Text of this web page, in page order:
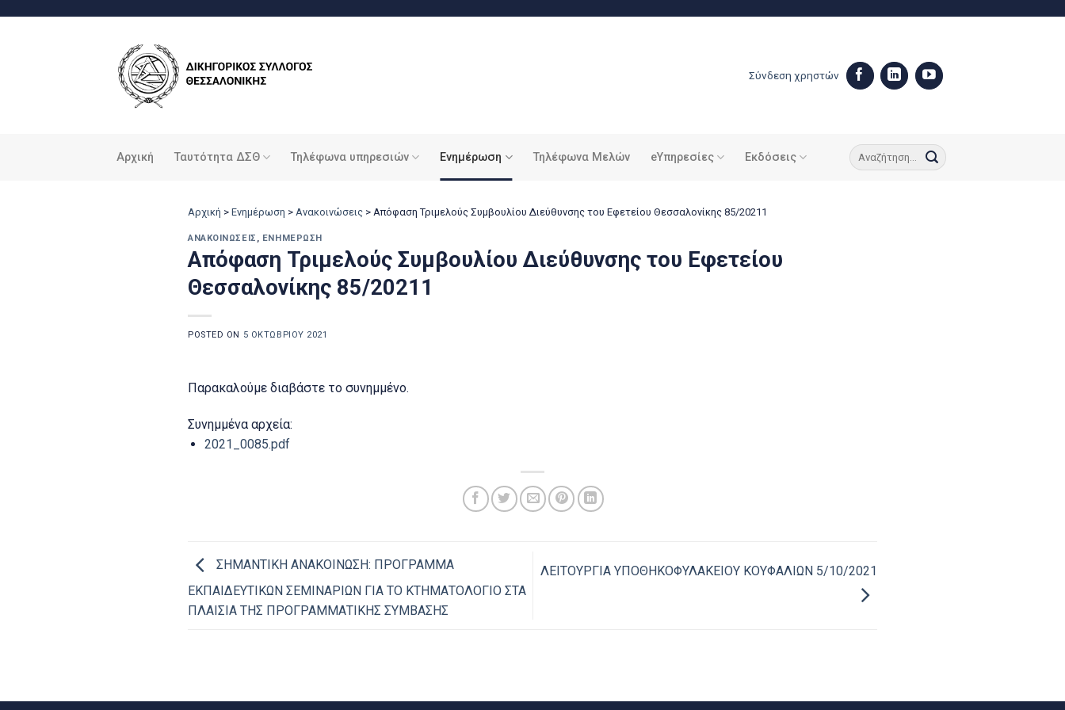
Σύνδεση χρηστών
Αρχική Ταυτότητα ΔΣΘ Τηλέφωνα υπηρεσιών Ενημέρωση Τηλέφωνα Μελών eΥπηρεσίες Εκδόσεις
Αρχική > Ενημέρωση > Ανακοινώσεις > Απόφαση Τριμελούς Συμβουλίου Διεύθυνσης του Εφετείου Θεσσαλονίκης 85/20211
ΑΝΑΚΟΙΝΏΣΕΙΣ , ΕΝΗΜΈΡΩΣΗ
Απόφαση Τριμελούς Συμβουλίου Διεύθυνσης του Εφετείου
Θεσσαλονίκης 85/20211
POSTED ON 5 ΟΚΤΩΒΡΊΟΥ 2021
Παρακαλούμε διαβάστε το συνημμένο.
Συνημμένα αρχεία:
2021_0085.pdf
ΣΗΜΑΝΤΙΚΗ ΑΝΑΚΟΙΝΩΣΗ: ΠΡΟΓΡΑΜΜΑ
ΕΚΠΑΙΔΕΥΤΙΚΩΝ ΣΕΜΙΝΑΡΙΩΝ ΓΙΑ ΤΟ ΚΤΗΜΑΤΟΛΟΓΙΟ ΣΤΑ
ΠΛΑΙΣΙΑ ΤΗΣ ΠΡΟΓΡΑΜΜΑΤΙΚΗΣ ΣΥΜΒΑΣΗΣ
ΛΕΙΤΟΥΡΓΙΑ ΥΠΟΘΗΚΟΦΥΛΑΚΕΙΟΥ ΚΟΥΦΑΛΙΩΝ 5/10/2021